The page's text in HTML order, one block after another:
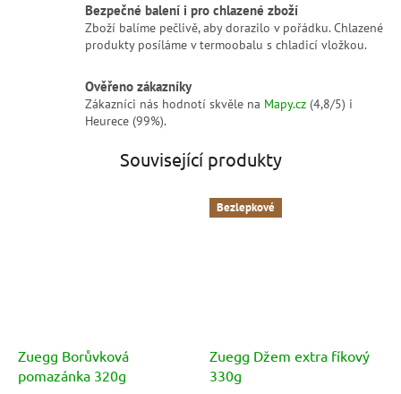
Bezpečné balení i pro chlazené zboží
Zboží balíme pečlivě, aby dorazilo v pořádku. Chlazené
produkty posíláme v termoobalu s chladicí vložkou.
Ověřeno zákazníky
Zákazníci nás hodnotí skvěle na Mapy.cz (4,8/5) i
Heurece (99%).
Související produkty
Zuegg Borůvková
pomazánka 320g
Bezlepkové
Zuegg Džem extra fíkový
330g